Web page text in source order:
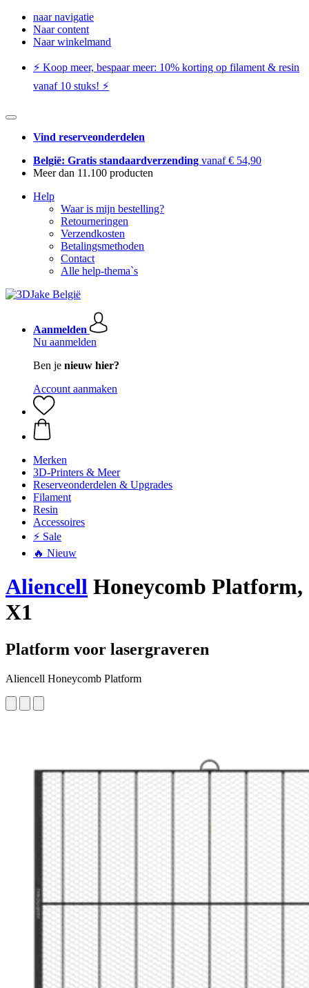
naar navigatie
Naar content
Naar winkelmand
⚡️ Koop meer, bespaar meer: ​​10% korting op filament & resin
vanaf 10 stuks! ⚡️
Vind reserveonderdelen
België: Gratis standaardverzending vanaf € 54,90
Meer dan 11.100 producten
Help
Waar is mijn bestelling?
Retourneringen
Verzendkosten
Betalingsmethoden
Contact
Alle help-thema`s
Aanmelden
Nu aanmelden
Ben je nieuw hier?
Account aanmaken
Merken
3D-Printers & Meer
Reserveonderdelen & Upgrades
Filament
Resin
Accessoires
⚡ Sale
🔥 Nieuw
Aliencell Honeycomb Platform,
X1
Platform voor lasergraveren
Aliencell Honeycomb Platform